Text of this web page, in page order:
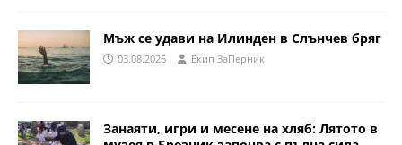
Мъж се удави на Илинден в Слънчев бряг
03.08.2026 Eкип ЗаПерник
Занаяти, игри и месене на хляб: Лятото в